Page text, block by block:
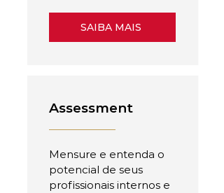
SAIBA MAIS
Assessment
Mensure e entenda o
potencial de seus
profissionais internos e